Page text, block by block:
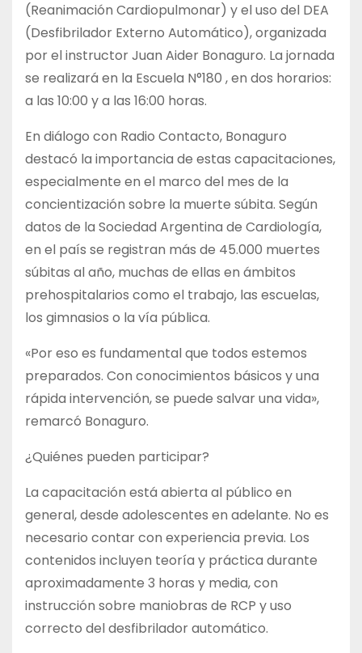
(Reanimación Cardiopulmonar) y el uso del DEA
(Desfibrilador Externo Automático), organizada
por el instructor Juan Aider Bonaguro. La jornada
se realizará en la Escuela N°180 , en dos horarios:
a las 10:00 y a las 16:00 horas.
En diálogo con Radio Contacto, Bonaguro
destacó la importancia de estas capacitaciones,
especialmente en el marco del mes de la
concientización sobre la muerte súbita. Según
datos de la Sociedad Argentina de Cardiología,
en el país se registran más de 45.000 muertes
súbitas al año, muchas de ellas en ámbitos
prehospitalarios como el trabajo, las escuelas,
los gimnasios o la vía pública.
«Por eso es fundamental que todos estemos
preparados. Con conocimientos básicos y una
rápida intervención, se puede salvar una vida»,
remarcó Bonaguro.
¿Quiénes pueden participar?
La capacitación está abierta al público en
general, desde adolescentes en adelante. No es
necesario contar con experiencia previa. Los
contenidos incluyen teoría y práctica durante
aproximadamente 3 horas y media, con
instrucción sobre maniobras de RCP y uso
correcto del desfibrilador automático.